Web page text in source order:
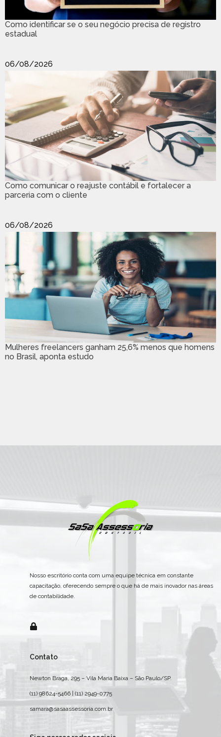
Como identificar se o seu negócio precisa de registro
estadual
06/08/2026
Como comunicar o reajuste contábil e fortalecer a
parceria com o cliente
06/08/2026
Mulheres freelancers ganham 25,6% menos que homens
no Brasil, aponta estudo
Nosso escritório conta com uma equipe técnica em constante
capacitação, oferecendo sempre o que há de mais inovador nas áreas
de contabilidade.
Contato
Newton Braga, 295 – Vila Maria Baixa – São Paulo/SP.
(11) 98624-5466 | (11) 2949-0775
samara@sasaassessoria.com.br